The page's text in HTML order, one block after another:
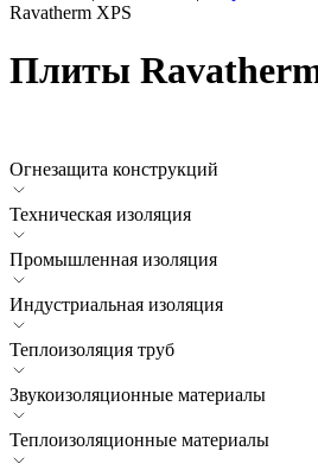
Ravatherm XPS
Плиты
Огнезащита конструкций
Техническая изоляция
Промышленная изоляция
Индустриальная изоляция
Теплоизоляция труб
Звукоизоляционные материалы
Теплоизоляционные материалы